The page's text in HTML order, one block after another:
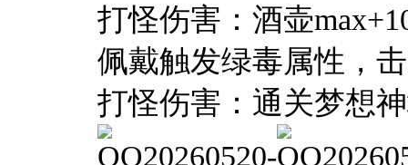
打怪伤害：酒壶
佩戴触发绿毒属性，
打怪伤害：通关梦想